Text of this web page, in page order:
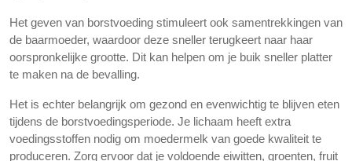
Het geven van borstvoeding stimuleert ook samentrekkingen van
de baarmoeder, waardoor deze sneller terugkeert naar haar
oorspronkelijke grootte. Dit kan helpen om je buik sneller platter
te maken na de bevalling.
Het is echter belangrijk om gezond en evenwichtig te blijven eten
tijdens de borstvoedingsperiode. Je lichaam heeft extra
voedingsstoffen nodig om moedermelk van goede kwaliteit te
produceren. Zorg ervoor dat je voldoende eiwitten, groenten, fruit